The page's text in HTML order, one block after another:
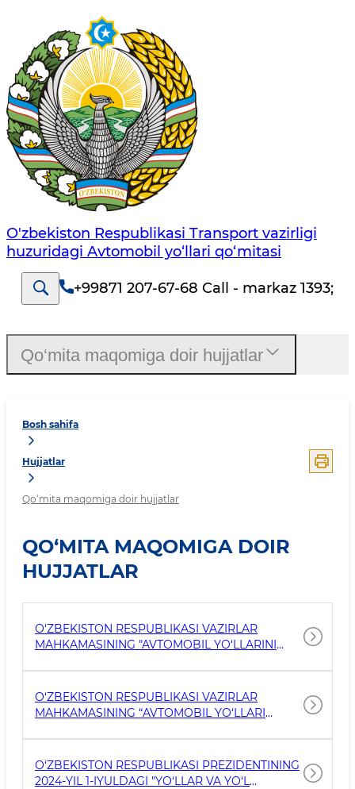
O'zbekiston Respublikasi Transport vazirligi
huzuridagi Avtomobil yo‘llari qo‘mitasi
+99871 207-67-68 Call - markaz 1393;
Bosh sahifa
Hujjatlar
Qo‘mita maqomiga doir hujjatlar
QO‘MITA MAQOMIGA DOIR
HUJJATLAR
O‘ZBEKISTON RESPUBLIKASI VAZIRLAR
MAHKAMASINING "AVTOMOBIL YO‘LLARINI
VA ULARDAN FOYDALANISH ISHLARINI
TASHKIL ETISH CHORA-TADBIRLARI
TO‘G‘RISIDA" 2024-YIL 30-DEKABRDAGI 901-
O‘ZBEKISTON RESPUBLIKASI VAZIRLAR
MAHKAMASINING “AVTOMOBIL YO‘LLARI
AVTOTRANSPORT VOSITALARINING
HARAKATLANISH TARTIBINI
TAKOMILLASHTIRISH CHORA-TADBIRLARI
O‘ZBEKISTON RESPUBLIKASI PREZIDENTINING
2024-YIL 1-IYULDAGI "YO‘LLAR VA YO‘L
Qo‘mita maqomiga doir hujjatlar